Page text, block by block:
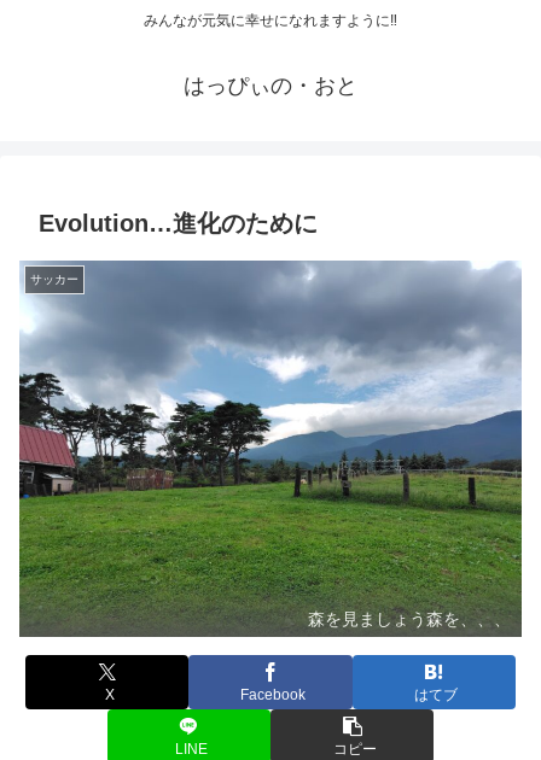
みんなが元気に幸せになれますように‼
はっぴぃの・おと
Evolution…進化のために
サッカー
森を見ましょう森を、、、
X Facebook はてブ
LINE コピー